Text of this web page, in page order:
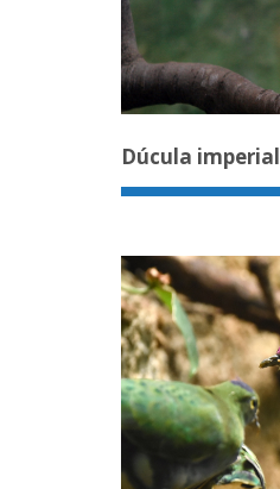
Dúcula imperial